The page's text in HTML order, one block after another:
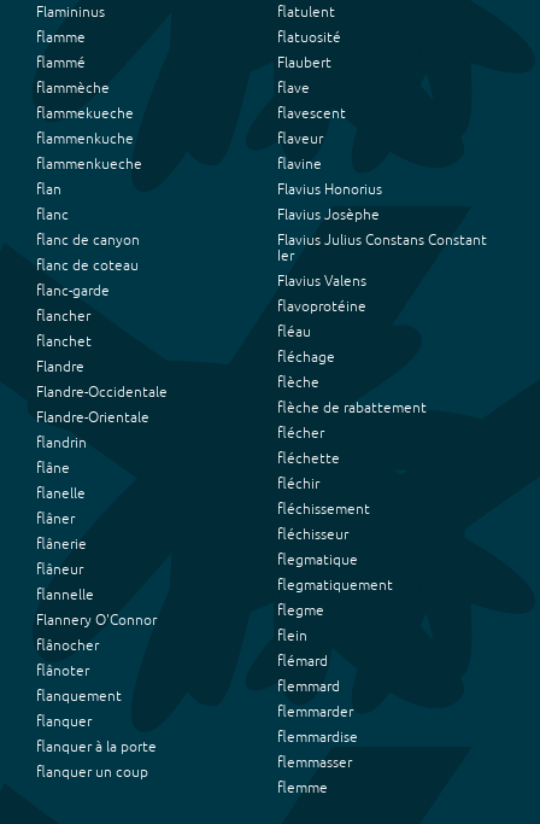
Flamininus
flamme
flammé
flammèche
flammekueche
flammenkuche
flammenkueche
flan
flanc
flanc de canyon
flanc de coteau
flanc-garde
flancher
flanchet
Flandre
Flandre-Occidentale
Flandre-Orientale
flandrin
flâne
flanelle
flâner
flânerie
flâneur
flannelle
Flannery O'Connor
flânocher
flânoter
flanquement
flanquer
flanquer à la porte
flanquer un coup
flatulent
flatuosité
Flaubert
flave
flavescent
flaveur
flavine
Flavius Honorius
Flavius Josèphe
Flavius Julius Constans Constant
Ier
Flavius Valens
flavoprotéine
fléau
fléchage
flèche
flèche de rabattement
flécher
fléchette
fléchir
fléchissement
fléchisseur
flegmatique
flegmatiquement
flegme
flein
flémard
flemmard
flemmarder
flemmardise
flemmasser
flemme